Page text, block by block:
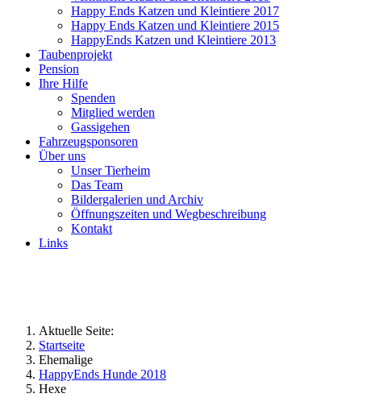
Happy Ends Katzen und Kleintiere 2017
Happy Ends Katzen und Kleintiere 2015
HappyEnds Katzen und Kleintiere 2013
Taubenprojekt
Pension
Ihre Hilfe
Spenden
Mitglied werden
Gassigehen
Fahrzeugsponsoren
Über uns
Unser Tierheim
Das Team
Bildergalerien und Archiv
Öffnungszeiten und Wegbeschreibung
Kontakt
Links
Aktuelle Seite:
Startseite
Ehemalige
HappyEnds Hunde 2018
Hexe